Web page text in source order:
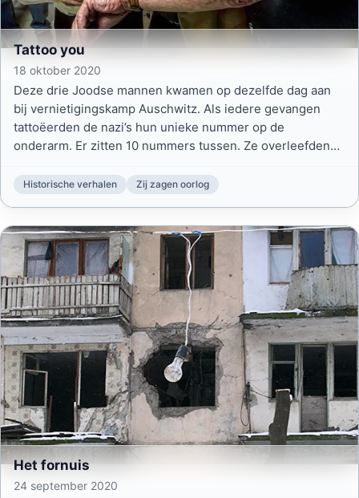
Tattoo you
18 oktober 2020
Deze drie Joodse mannen kwamen op dezelfde dag aan
bij vernietigingskamp Auschwitz. Als iedere gevangen
tattoëerden de nazi’s hun unieke nummer op de
onderarm. Er zitten 10 nummers tussen. Ze overleefden
één keer bij elkaar. Opdat we ze nooit vergeten.
Historische verhalen Zij zagen oorlog
Het fornuis
24 september 2020